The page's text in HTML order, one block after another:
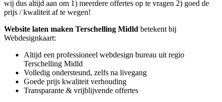
wij dus altijd aan om 1) meerdere offertes op te vragen 2) goed de
prijs / kwaliteit af te wegen!
Website laten maken Terschelling Midld betekent bij
Webdesignkaart:
Altijd een professioneel webdesign bureau uit regio
Terschelling Midld
Volledig ondersteund, zelfs na livegang
Goede prijs kwaliteit verhouding
Transparante & vrijblijvende offertes